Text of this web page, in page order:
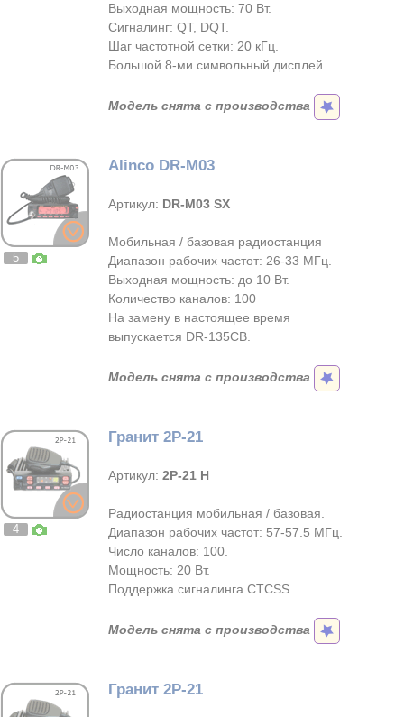
Выходная мощность: 70 Вт.
Сигналинг: QT, DQT.
Шаг частотной сетки: 20 кГц.
Большой 8-ми символьный дисплей.
Модель снята с производства
5
Alinco DR-M03
Артикул: DR-M03 SX
Мобильная / базовая радиостанция
Диапазон рабочих частот: 26-33 МГц.
Выходная мощность: до 10 Вт.
Количество каналов: 100
На замену в настоящее время
выпускается DR-135CB.
Модель снята с производства
4
Гранит 2Р-21
Артикул: 2Р-21 H
Радиостанция мобильная / базовая.
Диапазон рабочих частот: 57-57.5 МГц.
Число каналов: 100.
Мощность: 20 Вт.
Поддержка сигналинга CTCSS.
Модель снята с производства
Гранит 2Р-21